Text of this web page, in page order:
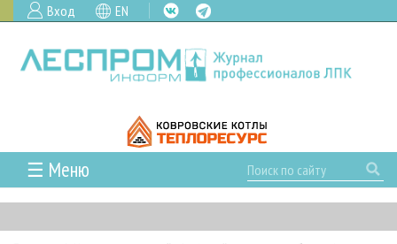
Вход EN
☰ Меню
ГЛАВНАЯ
РУБРИКИ И ТЕМЫ